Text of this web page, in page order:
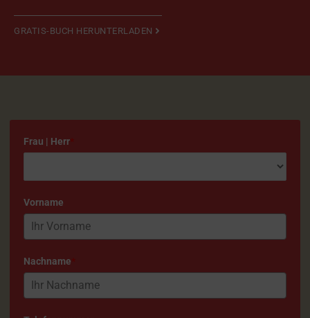
GRATIS-BUCH HERUNTERLADEN
Frau | Herr
Vorname
Nachname